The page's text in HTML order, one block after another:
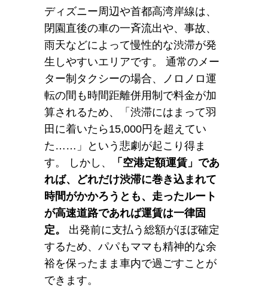
ディズニー周辺や首都高湾岸線は、
閉園直後の車の一斉流出や、事故、
雨天などによって慢性的な渋滞が発
生しやすいエリアです。 通常のメー
ター制タクシーの場合、ノロノロ運
転の間も時間距離併用制で料金が加
算されるため、「渋滞にはまって羽
田に着いたら15,000円を超えてい
た……」という悲劇が起こり得ま
す。 しかし、
「空港定額運賃」であ
れば、どれだけ渋滞に巻き込まれて
時間がかかろうとも、走ったルート
が高速道路であれば運賃は一律固
定。
出発前に支払う総額がほぼ確定
するため、パパもママも精神的な余
裕を保ったまま車内で過ごすことが
できます。